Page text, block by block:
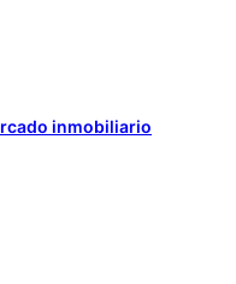
inmobiliario